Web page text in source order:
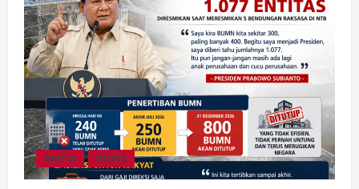
Berita Bisnis